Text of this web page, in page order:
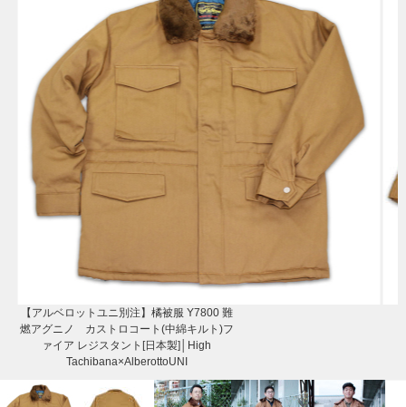
【アルベロットユニ別注】橘被服 Y7800 難
燃アグニノ カストロコート(中綿キルト)フ
ァイア レジスタント[日本製]│High
Tachibana×AlberottoUNI